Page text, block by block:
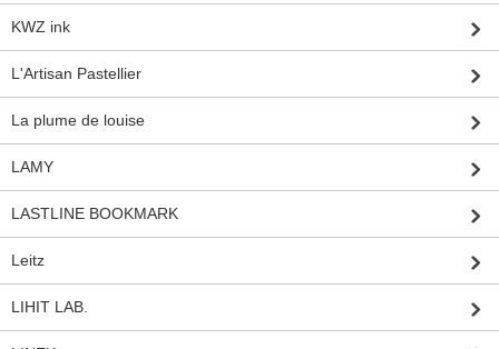
KWZ ink
L'Artisan Pastellier
La plume de louise
LAMY
LASTLINE BOOKMARK
Leitz
LIHIT LAB.